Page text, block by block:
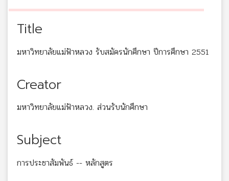
Title
มหาวิทยาลัยแม่ฟ้าหลวง รับสมัครนักศึกษา ปีการศึกษา 2551
Creator
มหาวิทยาลัยแม่ฟ้าหลวง. ส่วนรับนักศึกษา
Subject
การประชาสัมพันธ์ -- หลักสูตร